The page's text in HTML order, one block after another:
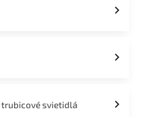
trubicové svietidlá